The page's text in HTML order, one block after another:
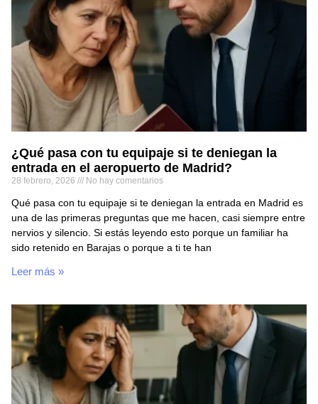
¿Qué pasa con tu equipaje si te deniegan la
entrada en el aeropuerto de Madrid?
28 febrero, 2026 No hay comentarios
Qué pasa con tu equipaje si te deniegan la entrada en Madrid es
una de las primeras preguntas que me hacen, casi siempre entre
nervios y silencio. Si estás leyendo esto porque un familiar ha
sido retenido en Barajas o porque a ti te han
Leer más »